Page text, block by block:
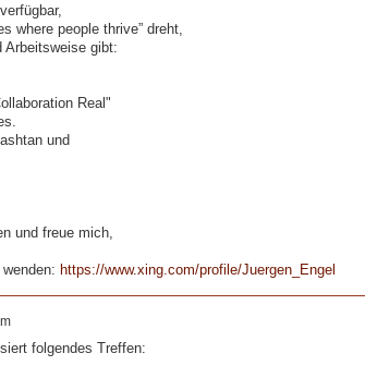
where people thrive” dreht,
Arbeitsweise gibt:
Real"
und
und freue mich,
https://www.xing.com/profile/Juergen_Engel
folgendes Treffen: